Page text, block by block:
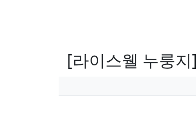
[라이스웰 누룽